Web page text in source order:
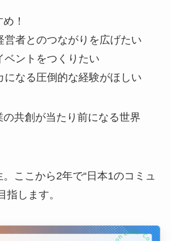
！
営者とのつながりを広げたい
ベントをつくりたい
になる圧倒的な経験がほしい
共創が当たり前になる世界
ここから2年で“日本1のコミュ
指します。